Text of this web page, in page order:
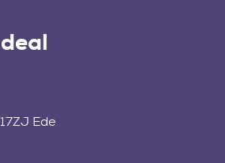
Ede